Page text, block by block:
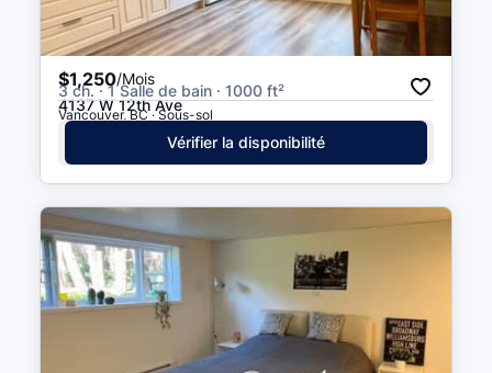
$1,250/Mois
3 ch. · 1 Salle de bain · 1000 ft²
4137 W 12th Ave
Vancouver, BC · Sous-sol
Vérifier la disponibilité